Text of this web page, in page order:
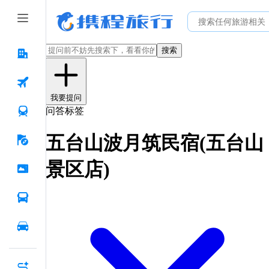
搜索
我要提问
问答标签
五台山波月筑民宿(五台山
景区店)